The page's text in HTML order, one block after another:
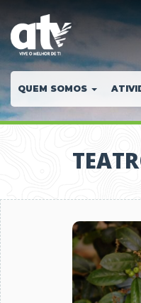
QUEM SOMOS